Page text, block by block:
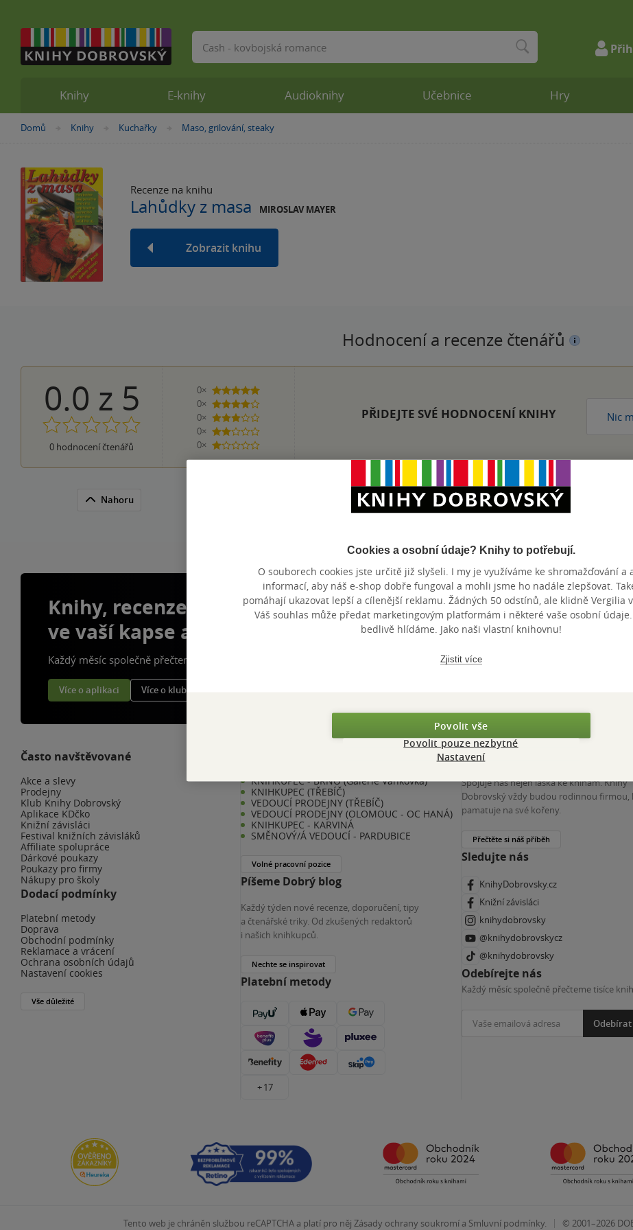
Nacházíte
Domů »
Knihy »
Kuchařky »
Maso, grilování, steaky
Recenze na knihu
Lahůdky z masa MIROSLAV MAYER
Zobrazit knihu
Hodnocení a recenze čtenářů
0.0 z 5
0 hodnocení čtenářů
0×
5 hvězdiček
0×
4 hvězdičky
0×
3 hvězdičky
0×
2 hvězdičky
0×
1 hvezdička
PŘIDEJTE SVÉ HODNOCENÍ KNIHY Nic
Nahoru
Zobrazeno 20 z 20
Knihy E-knihy Audioknihy Učebnice Hry
Vyhledávání
Knihy, recenze a klubové výhody
ve vaší kapse a naší appce KDčko
Každý měsíc společně přečteme tisíce knih
Více o aplikaci Více o klubu
Často navštěvované
Akce a slevy
Prodejny
Klub Knihy Dobrovský
Aplikace KDčko
Knižní závisláci
Festival knižních závisláků
Affiliate spolupráce
Dárkové poukazy
Poukazy pro firmy
Nákupy pro školy
Dodací podmínky
Platební metody
Doprava
Obchodní podmínky
Reklamace a vrácení
Ochrana osobních údajů
Nastavení cookies
Vše důležité
KNIHKUPEC - BRNO (Galerie Vaňkovka)
KNIHKUPEC (TŘEBÍČ)
VEDOUCÍ PRODEJNY (TŘEBÍČ)
VEDOUCÍ PRODEJNY (OLOMOUC - OC HANÁ)
KNIHKUPEC - KARVINÁ
SMĚNOVÝ/Á VEDOUCÍ - PARDUBICE
Volné pracovní pozice
Píšeme Dobrý blog
Každý týden nové recenze, doporučení, tipy
a čtenářské triky. Od zkušených redaktorů
i našich knihkupců.
Nechte se inspirovat
Platební metody
+ 17
Více o nás
Spojuje nás nejen láska ke knihám. Knihy
Dobrovský vždy budou rodinnou firmou,
pamatuje na své kořeny.
Přečtěte si náš příběh
Sledujte nás
KnihyDobrovsky.cz
Knižní závisláci
knihydobrovsky
@knihydobrovskycz
@knihydobrovsky
Odebírejte nás
Každý měsíc společně přečteme tisíce knih
Odebírat
Tento web je chráněn službou reCAPTCHA a platí pro něj Zásady ochrany soukromí a Smluvní podmínky | © 2001–2026
Cookies a osobní údaje? Knihy to potřebují.
O souborech cookies jste určitě již slyšeli. I my je využíváme ke shromažďování a
informací, aby náš e-shop dobře fungoval a mohli jsme ho nadále zlepšovat.
pomáhají ukazovat lepší a cílenější reklamu. Žádných 50 odstínů, ale klidně Vergilia
Váš souhlas může předat marketingovým platformám i některé vaše osobní údaje.
bedlivě hlídáme. Jako naši vlastní knihovnu!
Zjistit více
Povolit vše
Povolit pouze nezbytné
Nastavení